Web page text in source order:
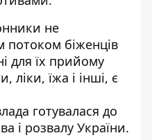
не
потоком біженців
для їх прийому
ліки, їжа і інші, є
готувалася до
і розвалу України.